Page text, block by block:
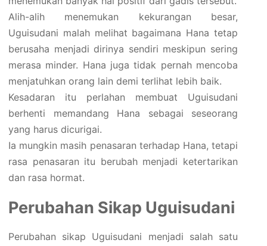
Alih-alih menemukan kekurangan besar,
Uguisudani malah melihat bagaimana Hana tetap
berusaha menjadi dirinya sendiri meskipun sering
merasa minder. Hana juga tidak pernah mencoba
menjatuhkan orang lain demi terlihat lebih baik.
Kesadaran itu perlahan membuat Uguisudani
berhenti memandang Hana sebagai seseorang
yang harus dicurigai.
Ia mungkin masih penasaran terhadap Hana, tetapi
rasa penasaran itu berubah menjadi ketertarikan
dan rasa hormat.
Perubahan Sikap Uguisudani
Perubahan sikap Uguisudani menjadi salah satu